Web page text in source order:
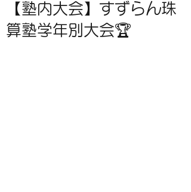
【塾内大会】すずらん珠
算塾学年別大会🏆